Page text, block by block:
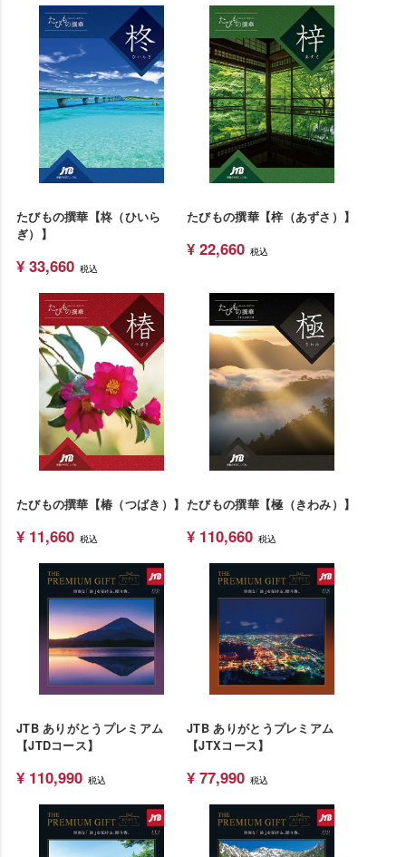
たびもの撰華【柊（ひいら
ぎ）】
¥ 33,660 税込
たびもの撰華【梓（あずさ）】
¥ 22,660 税込
たびもの撰華【椿（つばき）】
¥ 11,660 税込
たびもの撰華【極（きわみ）】
¥ 110,660 税込
JTB ありがとうプレミアム
【JTDコース】
¥ 110,990 税込
JTB ありがとうプレミアム
【JTXコース】
¥ 77,990 税込